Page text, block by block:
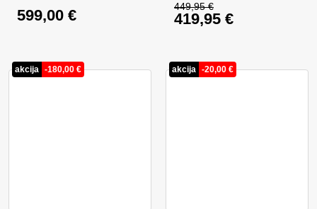
599,00 € 449,95€
Ursprünglicher
419,95 €
akcija -180,00 € akcija -20,00 €